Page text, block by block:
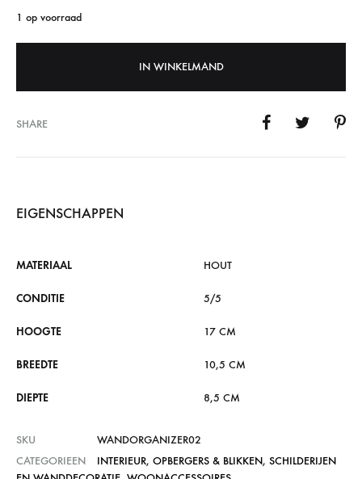
1 op voorraad
IN WINKELMAND
SHARE
EIGENSCHAPPEN
MATERIAAL HOUT
CONDITIE 5/5
HOOGTE 17 CM
BREEDTE 10,5 CM
DIEPTE 8,5 CM
SKU
WANDORGANIZER02
CATEGORIEEN
INTERIEUR, OPBERGERS & BLIKKEN, SCHILDERIJEN